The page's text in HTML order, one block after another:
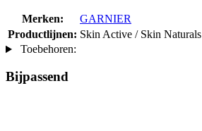
Merken:
GARNIER
Productlijnen: Skin Active / Skin Naturals
Toebehoren:
Bijpassend